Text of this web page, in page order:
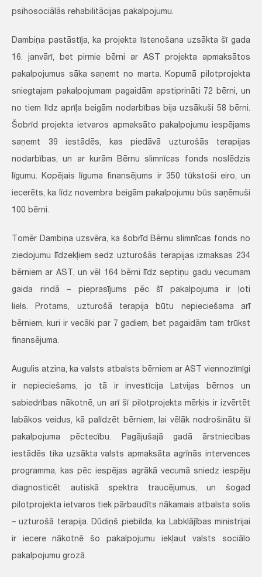
psihosociālās rehabilitācijas pakalpojumu.
Dambiņa pastāstīja, ka projekta īstenošana uzsākta šī gada
16. janvārī, bet pirmie bērni ar AST projekta apmaksātos
pakalpojumus sāka saņemt no marta. Kopumā pilotprojekta
sniegtajam pakalpojumam pagaidām apstiprināti 72 bērni, un
no tiem līdz aprīļa beigām nodarbības bija uzsākuši 58 bērni.
Šobrīd projekta ietvaros apmaksāto pakalpojumu iespējams
saņemt 39 iestādēs, kas piedāvā uzturošās terapijas
nodarbības, un ar kurām Bērnu slimnīcas fonds noslēdzis
līgumu. Kopējais līguma finansējums ir 350 tūkstoši eiro, un
iecerēts, ka līdz novembra beigām pakalpojumu būs saņēmuši
100 bērni.
Tomēr Dambiņa uzsvēra, ka šobrīd Bērnu slimnīcas fonds no
ziedojumu līdzekļiem sedz uzturošās terapijas izmaksas 234
bērniem ar AST, un vēl 164 bērni līdz septiņu gadu vecumam
gaida rindā – pieprasījums pēc šī pakalpojuma ir ļoti
liels. Protams, uzturošā terapija būtu nepieciešama arī
bērniem, kuri ir vecāki par 7 gadiem, bet pagaidām tam trūkst
finansējuma.
Augulis atzina, ka valsts atbalsts bērniem ar AST viennozīmīgi
ir nepieciešams, jo tā ir investīcija Latvijas bērnos un
sabiedrības nākotnē, un arī šī pilotprojekta mērķis ir izvērtēt
labākos veidus, kā palīdzēt bērniem, lai vēlāk nodrošinātu šī
pakalpojuma pēctecību. Pagājušajā gadā ārstniecības
iestādēs tika uzsākta valsts apmaksāta agrīnās intervences
programma, kas pēc iespējas agrākā vecumā sniedz iespēju
diagnosticēt autiskā spektra traucējumus, un šogad
pilotprojekta ietvaros tiek pārbaudīts nākamais atbalsta solis
– uzturošā terapija. Dūdiņš piebilda, ka Labklājības ministrijai
ir iecere nākotnē šo pakalpojumu iekļaut valsts sociālo
pakalpojumu grozā.